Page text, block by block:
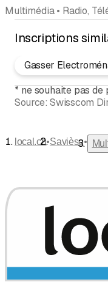
Inscriptions
Gasser
* ne souhaite pas
Source: Swisscom
local.ch•Savièse•